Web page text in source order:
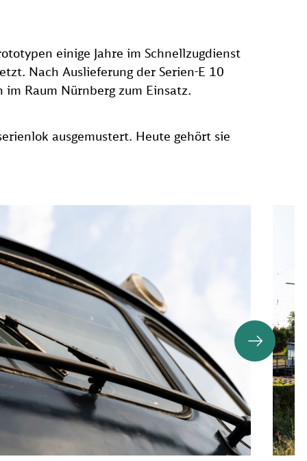
einige Jahre im Schnellzugdienst
Nach Auslieferung der Serien-E 10
Raum Nürnberg zum Einsatz.
ausgemustert. Heute gehört sie